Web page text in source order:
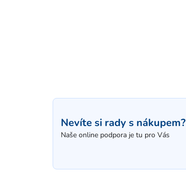
Nevíte si rady s nákupem?
Naše online podpora je tu pro Vás